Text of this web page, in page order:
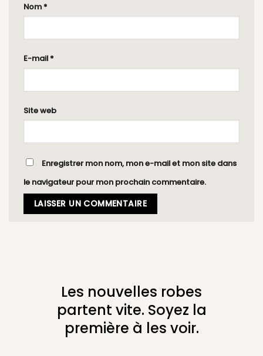
Nom *
E-mail *
Site web
Enregistrer mon nom, mon e-mail et mon site dans
le navigateur pour mon prochain commentaire.
Les nouvelles robes
partent vite. Soyez la
première à les voir.